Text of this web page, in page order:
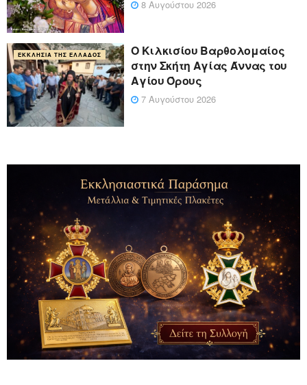
8 Αυγούστου 2026
ΕΚΚΛΗΣΊΑ ΤΗΣ ΕΛΛΆΔΟΣ
Ο Κιλκισίου Βαρθολομαίος
στην Σκήτη Αγίας Άννας του
Αγίου Όρους
7 Αυγούστου 2026